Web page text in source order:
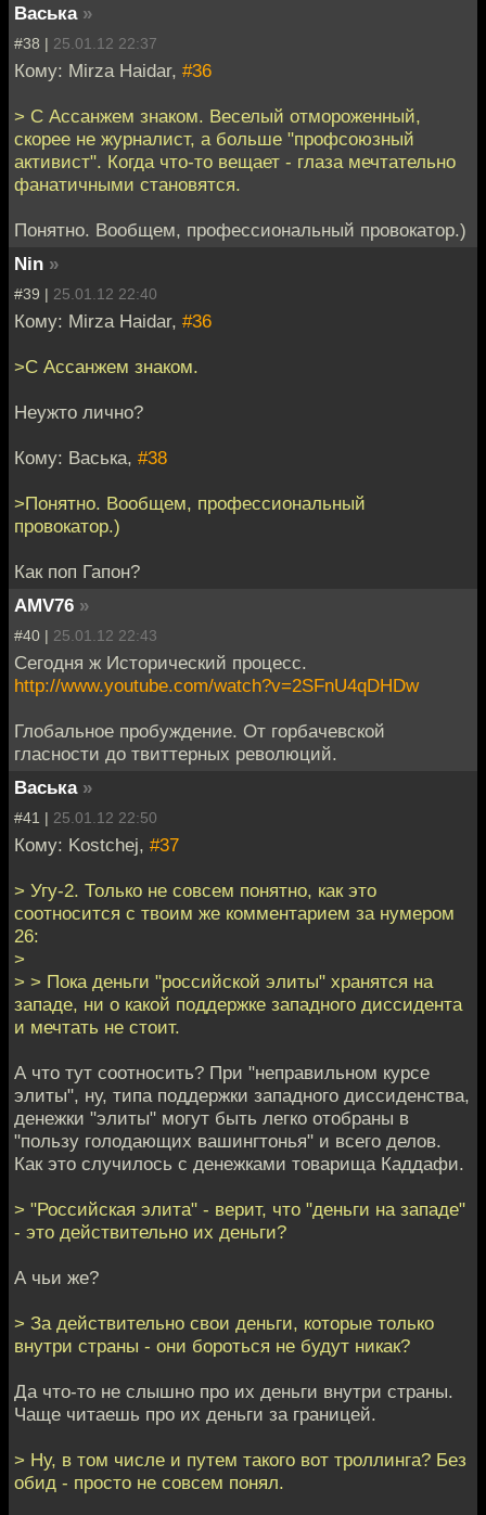
Васька »
#38 | 25.01.12 22:37
Кому: Mirza Haidar, #36
> С Ассанжем знаком. Веселый отмороженный,
скорее не журналист, а больше "профсоюзный
активист". Когда что-то вещает - глаза мечтательно
фанатичными становятся.
Понятно. Вообщем, профессиональный провокатор.)
Nin »
#39 | 25.01.12 22:40
Кому: Mirza Haidar, #36
>С Ассанжем знаком.
Неужто лично?
Кому: Васька, #38
>Понятно. Вообщем, профессиональный
провокатор.)
Как поп Гапон?
AMV76 »
#40 | 25.01.12 22:43
Сегодня ж Исторический процесс.
http://www.youtube.com/watch?v=2SFnU4qDHDw
Глобальное пробуждение. От горбачевской
гласности до твиттерных революций.
Васька »
#41 | 25.01.12 22:50
Кому: Kostchej, #37
> Угу-2. Только не совсем понятно, как это
соотносится с твоим же комментарием за нумером
26:
>
> > Пока деньги "российской элиты" хранятся на
западе, ни о какой поддержке западного диссидента
и мечтать не стоит.
А что тут соотносить? При "неправильном курсе
элиты", ну, типа поддержки западного диссиденства,
денежки "элиты" могут быть легко отобраны в
"пользу голодающих вашингтонья" и всего делов.
Как это случилось с денежками товарища Каддафи.
> "Российская элита" - верит, что "деньги на западе"
- это действительно их деньги?
А чьи же?
> За действительно свои деньги, которые только
внутри страны - они бороться не будут никак?
Да что-то не слышно про их деньги внутри страны.
Чаще читаешь про их деньги за границей.
> Ну, в том числе и путем такого вот троллинга? Без
обид - просто не совсем понял.